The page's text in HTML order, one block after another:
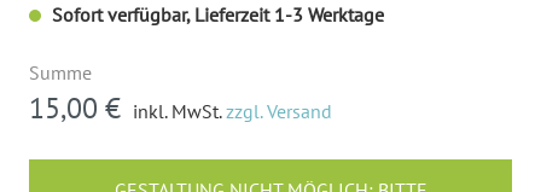
Sofort verfügbar, Lieferzeit 1-3 Werktage
Summe
15,00 € inkl. MwSt.zzgl. Versand